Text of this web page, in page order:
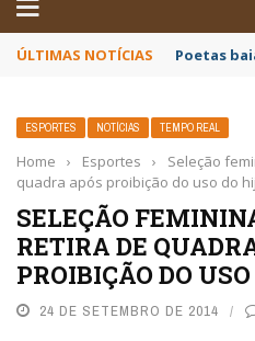
ÚLTIMAS NOTÍCIAS Poetas
ESPORTES NOTÍCIAS TEMPO REAL
Home › Esportes ›
Seleção
quadra após proibição do uso do
SELEÇÃO
RETIRA DE
PROIBIÇÃO DO
24 DE SETEMBRO DE 2014